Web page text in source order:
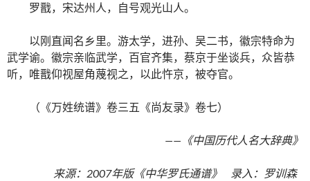
罗戬，宋达州人，自号观光山人。
以刚直闻名乡里。游太学，进孙、吴二书，徽宗特命为
武学谕。徽宗亲临武学，百官齐集，蔡京于坐谈兵，众皆恭
听，唯戬仰视屋角蔑视之，以此忤京，被夺官。
（《万姓统谱》卷三五《尚友录》卷七）
——《中国历代人名大辞典》
来源：2007年版《中华罗氏通谱》 录入：罗训森